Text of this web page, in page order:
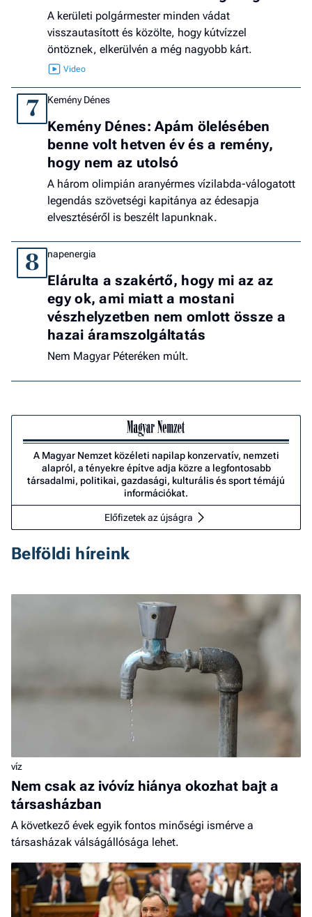
A kerületi polgármester minden vádat
visszautasított és közölte, hogy kútvízzel
öntöznek, elkerülvén a még nagyobb kárt.
7 Kemény Dénes
Kemény Dénes: Apám ölelésében
benne volt hetven év és a remény,
hogy nem az utolsó
A három olimpián aranyérmes vízilabda-válogatott
legendás szövetségi kapitánya az édesapja
elvesztéséről is beszélt lapunknak.
8 napenergia
Elárulta a szakértő, hogy mi az az
egy ok, ami miatt a mostani
vészhelyzetben nem omlott össze a
hazai áramszolgáltatás
Nem Magyar Péteréken múlt.
A Magyar Nemzet közéleti napilap konzervatív, nemzeti
alapról, a tényekre építve adja közre a legfontosabb
társadalmi, politikai, gazdasági, kulturális és sport témájú
információkat.
Előfizetek az újságra
Belföldi híreink
víz
Nem csak az ivóvíz hiánya okozhat bajt a
társasházban
A következő évek egyik fontos minőségi ismérve a
társasházak válságállósága lehet.